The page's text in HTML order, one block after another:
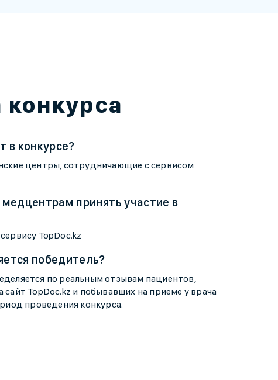
в конкурсе?
центры, сотрудничающие с сервисом
принять участие в
TopDoc.kz
победитель?
по реальным отзывам пациентов,
сайт TopDoc.kz и побывавших на приеме у врача
проведения конкурса.